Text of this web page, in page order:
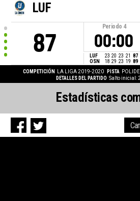
LUF
87
Periodo 4
00:00
LUF 23 20 23 21 87
OSN
18 29 23 19 89
COMPETICIÓN LA LIGA 2019-2020 PISTA
DETALLES DEL PARTIDO Salto inicial:
Estadísticas